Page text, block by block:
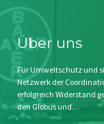
Kontakt
Impressum
Störfälle
Stichwort BAYER
Jahrestagung
SPENDEN
Über uns
Für Umweltschutz und
Netzwerk der
erfolgreich Widerstand
den Globus und…